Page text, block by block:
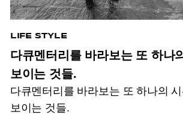
LIFE STYLE
다큐멘터리를 바라보는 또 하나
보이는 것들.
다큐멘터리를 바라보는 또 하나의
보이는 것들.